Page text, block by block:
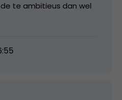
te ambitieus dan wel